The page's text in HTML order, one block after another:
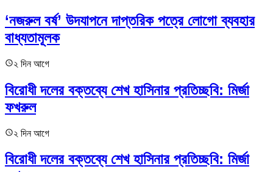
‘নজরুল বর্ষ’ উদযাপনে দাপ্তরিক পত্রে লোগো ব্যবহার
বাধ্যতামূলক
২ দিন আগে
বিরোধী দলের বক্তব্যে শেখ হাসিনার প্রতিচ্ছবি: মির্জা
ফখরুল
২ দিন আগে
বিরোধী দলের বক্তব্যে শেখ হাসিনার প্রতিচ্ছবি: মির্জা